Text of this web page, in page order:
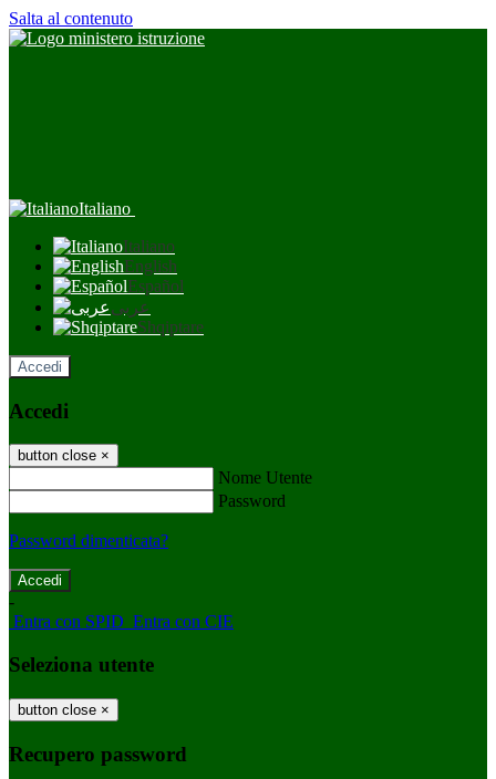
Salta al contenuto
Italiano
Italiano
English
Español
عربى
Shqiptare
Accedi
Accedi
button close ×
Nome Utente
Password
Password dimenticata?
-
Entra con SPID Entra con CIE
Seleziona utente
button close ×
Recupero password